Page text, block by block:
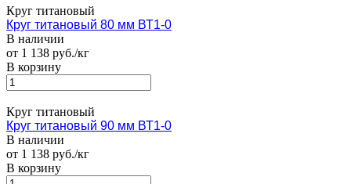
Круг титановый
Круг титановый 80 мм ВТ1-0
В наличии
от 1 138 руб./кг
В корзину
Круг титановый
Круг титановый 90 мм ВТ1-0
В наличии
от 1 138 руб./кг
В корзину